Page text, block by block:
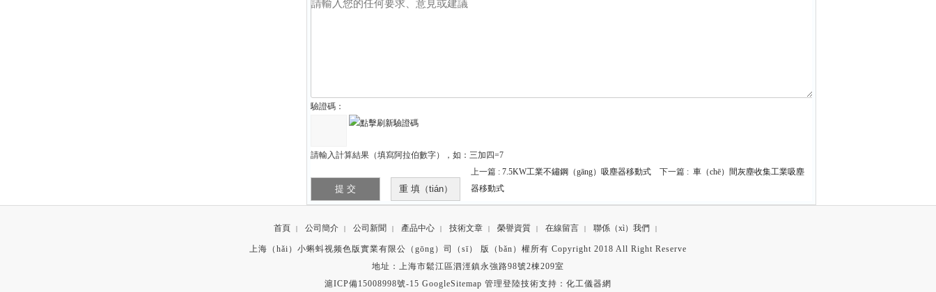
驗證碼：
請輸入計算結果（填寫阿拉伯數字），如：三加四=7
上一篇 : 7.5KW工業不鏽鋼（gāng）吸塵器移動式 下一篇 : 車（chē）間灰塵收集工業吸塵
器移動式
首頁 | 公司簡介 | 公司新聞 | 產品中心 | 技術文章 | 榮譽資質 | 在線留言 | 聯係（xì）我們 |
上海（hǎi）小蝌蚪视频色版實業有限公（gōng）司（sī） 版（bǎn）權所有 Copyright 2018 All Right Reserve
地址：上海市鬆江區泗涇鎮永強路98號2棟209室
滬ICP備15008998號-15 GoogleSitemap 管理登陸技術支持： 化工儀器網